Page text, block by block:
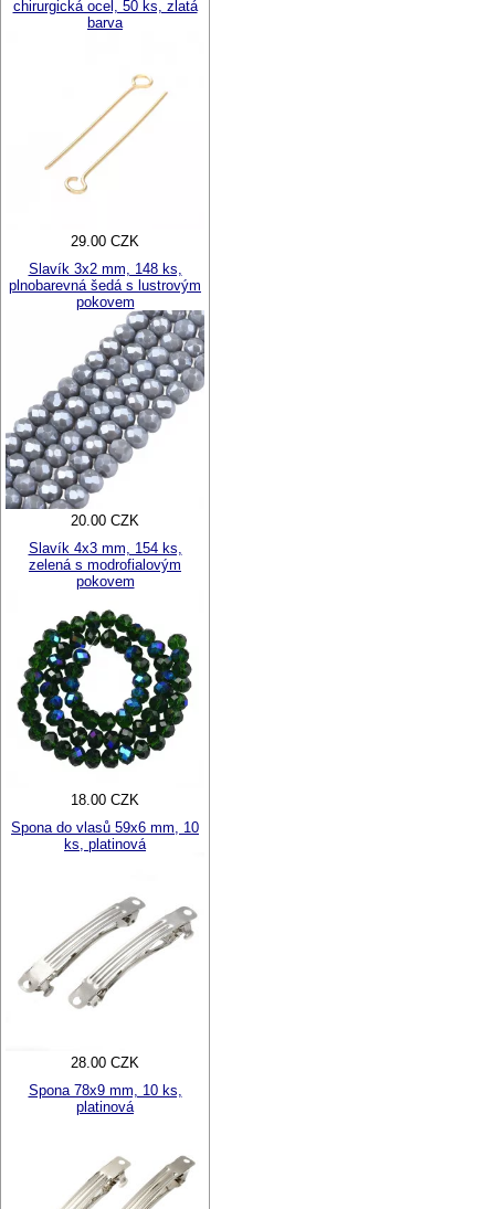
chirurgická ocel, 50 ks, zlatá
barva
29.00 CZK
Slavík 3x2 mm, 148 ks,
plnobarevná šedá s lustrovým
pokovem
20.00 CZK
Slavík 4x3 mm, 154 ks,
zelená s modrofialovým
pokovem
18.00 CZK
Spona do vlasů 59x6 mm, 10
ks, platinová
28.00 CZK
Spona 78x9 mm, 10 ks,
platinová